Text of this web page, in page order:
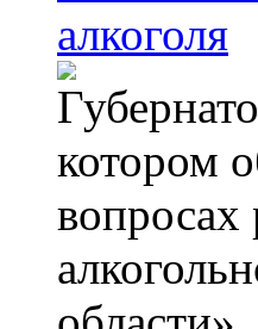
алкоголя
котором
вопросах